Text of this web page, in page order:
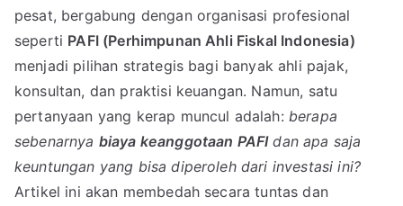
pesat, bergabung dengan organisasi profesional
seperti PAFI (Perhimpunan Ahli Fiskal Indonesia)
menjadi pilihan strategis bagi banyak ahli pajak,
konsultan, dan praktisi keuangan. Namun, satu
pertanyaan yang kerap muncul adalah: berapa
sebenarnya biaya keanggotaan PAFIdan apa saja
keuntungan yang bisa diperoleh dari investasi ini?
Artikel ini akan membedah secara tuntas dan